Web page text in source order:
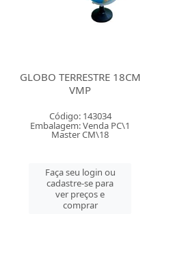
GLOBO TERRESTRE 18CM
VMP
Código: 143034
Embalagem: Venda PC\1
Master CM\18
Faça seu login ou
cadastre-se para
ver preços e
comprar